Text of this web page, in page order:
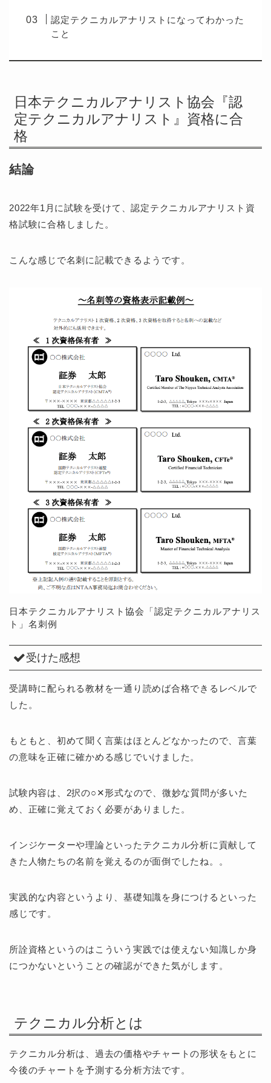
認定テクニカルアナリストになってわかった
こと
日本テクニカルアナリスト協会『認
定テクニカルアナリスト』資格に合
格
結論
2022年1月に試験を受けて、認定テクニカルアナリスト資
格試験に合格しました。
こんな感じで名刺に記載できるようです。
日本テクニカルアナリスト協会「認定テクニカルアナリス
ト」名刺例
受けた感想
受講時に配られる教材を一通り読めば合格できるレベルで
した。
もともと、初めて聞く言葉はほとんどなかったので、言葉
の意味を正確に確かめる感じでいけました。
試験内容は、2択の○✕形式なので、微妙な質問が多いた
め、正確に覚えておく必要がありました。
インジケーターや理論といったテクニカル分析に貢献して
きた人物たちの名前を覚えるのが面倒でしたね。。
実践的な内容というより、基礎知識を身につけるといった
感じです。
所詮資格というのはこういう実践では使えない知識しか身
につかないということの確認ができた気がします。
テクニカル分析とは
テクニカル分析は、過去の価格やチャートの形状をもとに
今後のチャートを予測する分析方法です。